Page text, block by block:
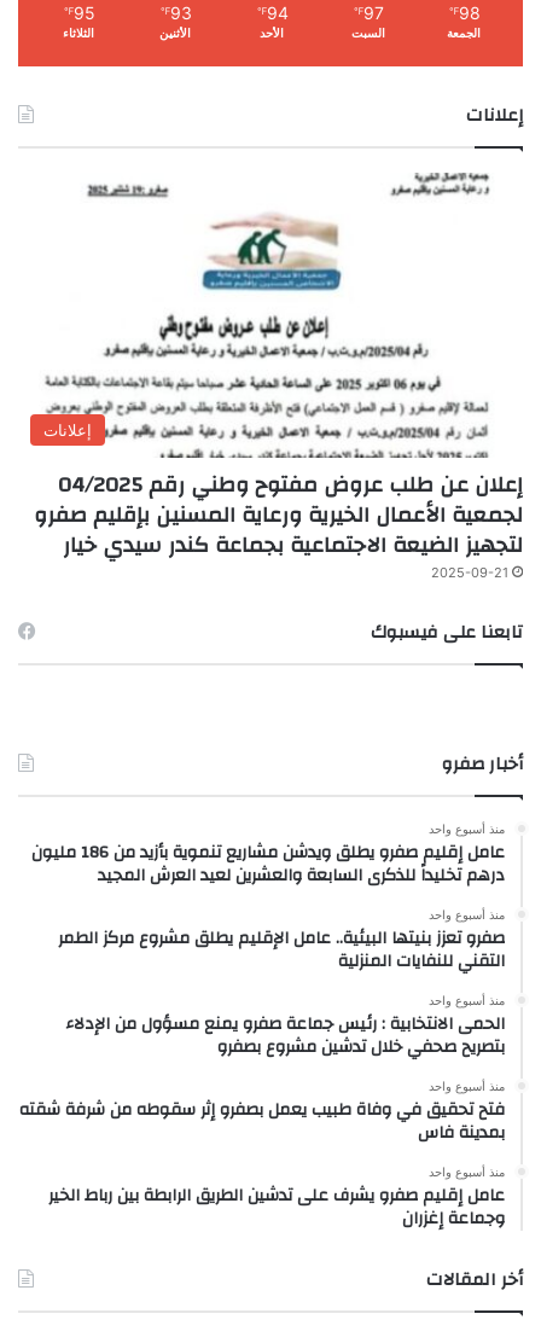
98
℉
الجمعة
97
℉
السبت
94
℉
الأحد
93
℉
الأثنين
95
℉
الثلاثاء
إعلانات
إعلانات
إعلان عن طلب عروض مفتوح وطني رقم 04/2025
لجمعية الأعمال الخيرية ورعاية المسنين بإقليم صفرو
لتجهيز الضيعة الاجتماعية بجماعة كندر سيدي خيار
2025-09-21
تابعنا على فيسبوك
أخبار صفرو
منذ أسبوع واحد
عامل إقليم صفرو يطلق ويدشن مشاريع تنموية بأزيد من 186 مليون
درهم تخليداً للذكرى السابعة والعشرين لعيد العرش المجيد
منذ أسبوع واحد
صفرو تعزز بنيتها البيئية.. عامل الإقليم يطلق مشروع مركز الطمر
التقني للنفايات المنزلية
منذ أسبوع واحد
الحمى الانتخابية : رئيس جماعة صفرو يمنع مسؤول من الإدلاء
بتصريح صحفي خلال تدشين مشروع بصفرو
منذ أسبوع واحد
فتح تحقيق في وفاة طبيب يعمل بصفرو إثر سقوطه من شرفة شقته
بمدينة فاس
منذ أسبوع واحد
عامل إقليم صفرو يشرف على تدشين الطريق الرابطة بين رباط الخير
وجماعة إغزران
أخر المقالات